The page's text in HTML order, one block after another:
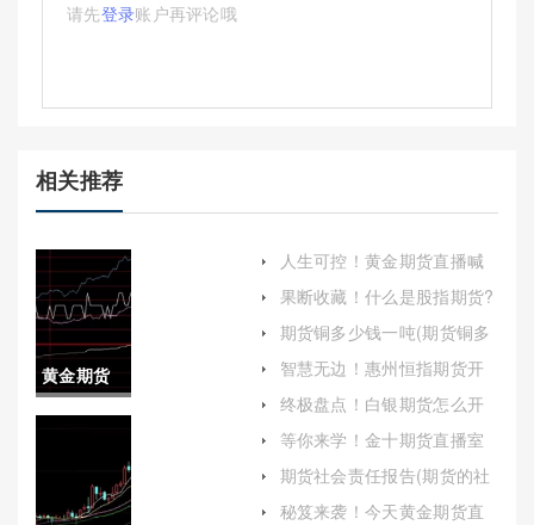
请先登录账户再评论哦
相关推荐
黄金期货
晚上怎么
金期货晚
人生可控！黄金期货直播喊
单(投资决策的得力助手)
果断收藏！什么是股指期货?
如何操作?(股票价格指数期
货)
期货铜多少钱一吨(期货铜多
少钱一斤)
智慧无边！惠州恒指期货开
户(恒指期货开户哪里好)
终极盘点！白银期货怎么开
户(白银开户正规平台)
等你来学！金十期货直播室
喊单(金十数据直播喊单)
期货社会责任报告(期货的社
会意义)
秘笈来袭！今天黄金期货直